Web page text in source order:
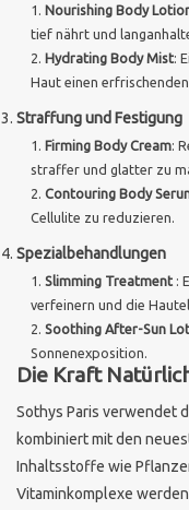
Marken
Nourishing Body
tief nährt und
Hydrating Body Mist:
Haut einen
Straffung und Festigung
Firming Body Cream:
straffer und glatter zu
Contouring Body
Cellulite zu reduzieren.
Spezialbehandlungen
Slimming Treatment :
verfeinern und die
Soothing After-Sun
Sonnenexposition.
Die Kraft
Sothys Paris verwendet
kombiniert mit den
Inhaltsstoffe wie
Vitaminkomplexe